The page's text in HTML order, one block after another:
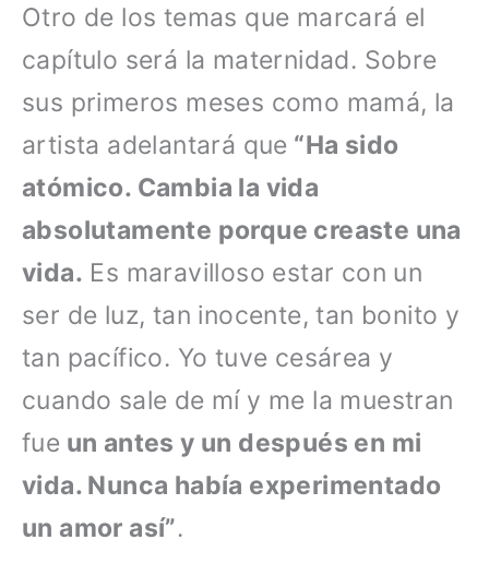
Otro de los temas que marcará el
capítulo será la maternidad. Sobre
sus primeros meses como mamá, la
artista adelantará que “Ha sido
atómico. Cambia la vida
absolutamente porque creaste una
vida. Es maravilloso estar con un
ser de luz, tan inocente, tan bonito y
tan pacífico. Yo tuve cesárea y
cuando sale de mí y me la muestran
fue un antes y un después en mi
vida. Nunca había experimentado
un amor así”.